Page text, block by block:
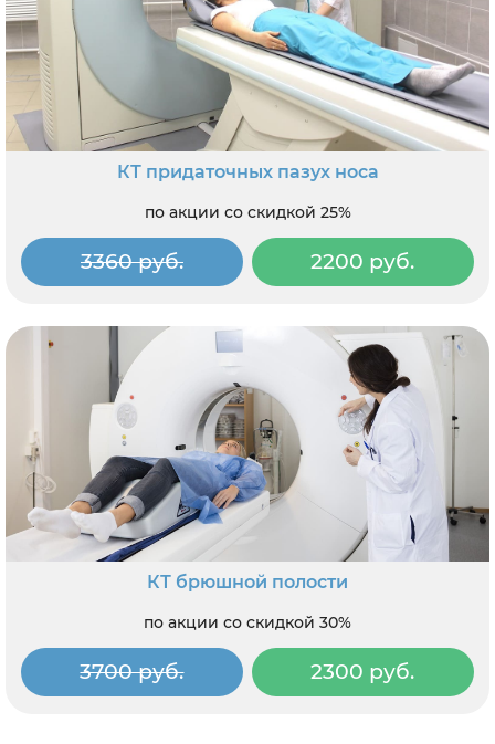
КТ придаточных пазух носа
по акции со скидкой 25%
3360 руб. 2200 руб.
КТ брюшной полости
по акции со скидкой 30%
3700 руб. 2300 руб.